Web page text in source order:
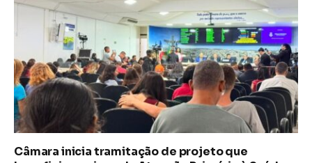
Câmara inicia tramitação de projeto que